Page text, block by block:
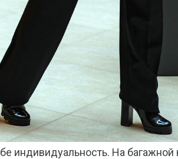
индивидуальность. На багажной